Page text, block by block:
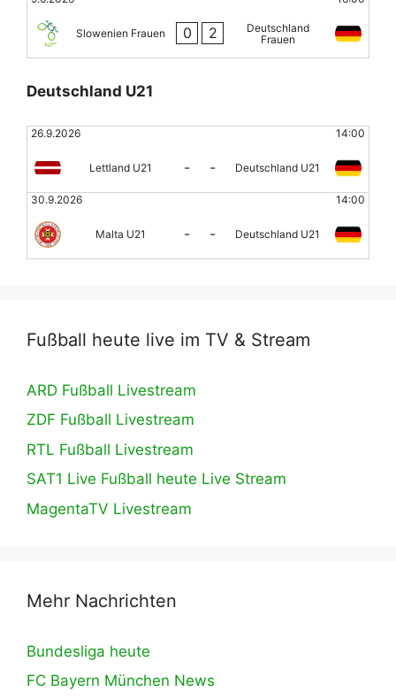
Slowenien Frauen 0 2
Deutschland
Frauen
Deutschland U21
26.9.2026 14:00
Lettland U21 - - Deutschland U21
30.9.2026 14:00
Malta U21 - - Deutschland U21
Fußball heute live im TV & Stream
ARD Fußball Livestream
ZDF Fußball Livestream
RTL Fußball Livestream
SAT1 Live Fußball heute Live Stream
MagentaTV Livestream
Mehr Nachrichten
Bundesliga heute
FC Bayern München News